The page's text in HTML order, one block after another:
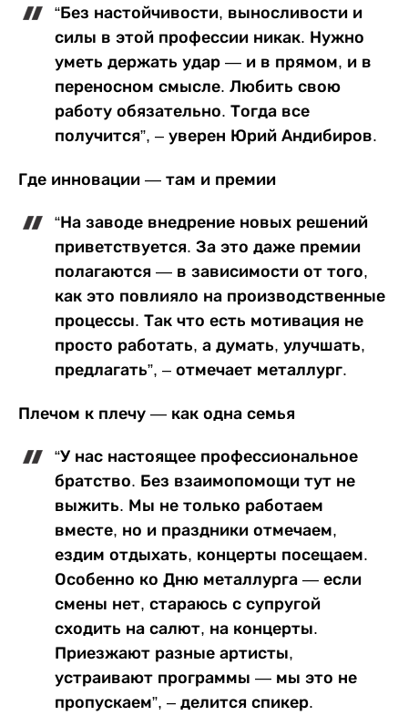
“Без настойчивости, выносливости и
силы в этой профессии никак. Нужно
уметь держать удар — и в прямом, и в
переносном смысле. Любить свою
работу обязательно. Тогда все
получится”, – уверен Юрий Андибиров.
Где инновации — там и премии
“На заводе внедрение новых решений
приветствуется. За это даже премии
полагаются — в зависимости от того,
как это повлияло на производственные
процессы. Так что есть мотивация не
просто работать, а думать, улучшать,
предлагать”, – отмечает металлург.
Плечом к плечу — как одна семья
“У нас настоящее профессиональное
братство. Без взаимопомощи тут не
выжить. Мы не только работаем
вместе, но и праздники отмечаем,
ездим отдыхать, концерты посещаем.
Особенно ко Дню металлурга — если
смены нет, стараюсь с супругой
сходить на салют, на концерты.
Приезжают разные артисты,
устраивают программы — мы это не
пропускаем”, – делится спикер.